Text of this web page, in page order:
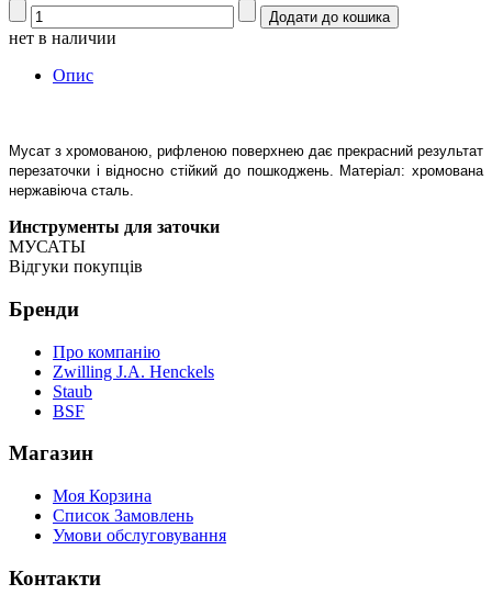
нет в наличии
Опис
Мусат з хромованою, рифленою поверхнею дає прекрасний результат
перезаточки і відносно стійкий до пошкоджень. Матеріал: хромована
нержавіюча сталь.
Инструменты для заточки
МУСАТЫ
Відгуки покупців
Бренди
Про компанію
Zwilling J.A. Henckels
Staub
BSF
Магазин
Моя Корзина
Список Замовлень
Умови обслуговування
Контакти